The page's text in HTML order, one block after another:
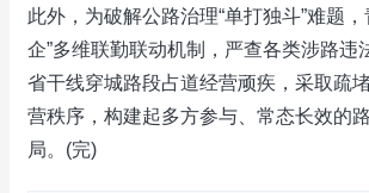
此外，为破解公路治理“单打独斗”难题
企”多维联勤联动机制，严查各类涉路违
省干线穿城路段占道经营顽疾，采取疏
营秩序，构建起多方参与、常态长效的
局。(完)